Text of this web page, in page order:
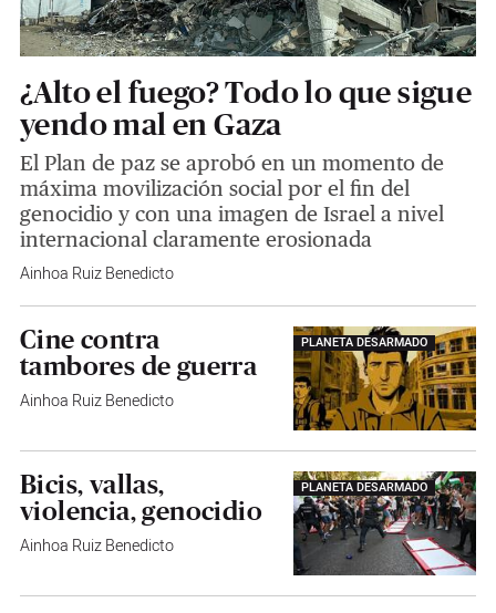
¿Alto el fuego? Todo lo que sigue
yendo mal en Gaza
El Plan de paz se aprobó en un momento de
máxima movilización social por el fin del
genocidio y con una imagen de Israel a nivel
internacional claramente erosionada
Ainhoa Ruiz Benedicto
PLANETA DESARMADO
Cine contra
tambores de guerra
Ainhoa Ruiz Benedicto
PLANETA DESARMADO
Bicis, vallas,
violencia, genocidio
Ainhoa Ruiz Benedicto